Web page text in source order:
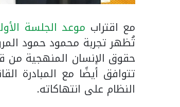
مع اقتراب موعد الجلسة
تُظهر تجربة محمود حمود
حقوق الإنسان المنهجية من
تتوافق أيضًا مع المبادرة
النظام على انتهاكاته.